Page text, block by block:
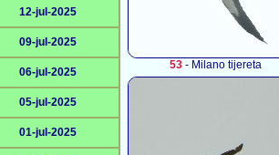
12-jul-2025
09-jul-2025
06-jul-2025
05-jul-2025
01-jul-2025
53- Milano tijereta